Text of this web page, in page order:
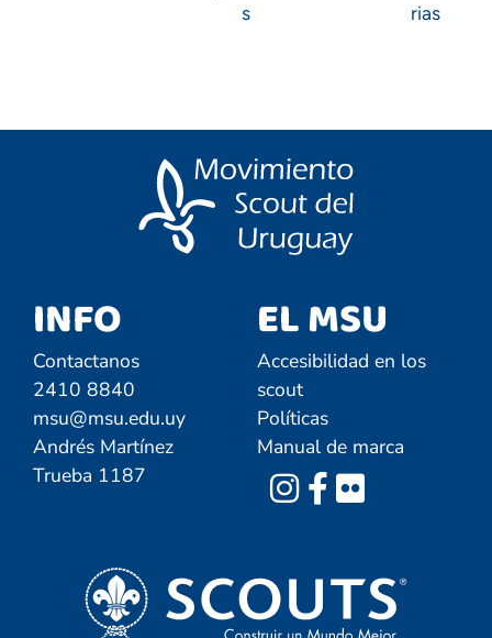
s
rias
EL MSU
Accesibilidad en los
scout
Políticas
Manual de marca
INFO
Contactanos
2410 8840
msu@msu.edu.uy
Andrés Martínez
Trueba 1187